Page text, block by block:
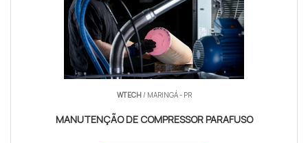
WTECH/ MARINGÁ - PR
MANUTENÇÃO DE COMPRESSOR PARAFUSO